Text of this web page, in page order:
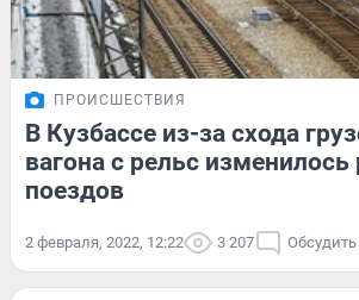
ПРОИСШЕСТВИЯ
В Кузбассе из-за схода
вагона с рельс изменилось
поездов
2 февраля, 2022, 12:22 3 207 Обсудить